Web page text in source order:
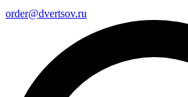
order@dvertsov.ru